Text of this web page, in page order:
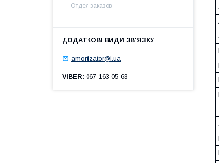
Отдел заказов
amortizator@i.ua
VIBER 067-163-05-63